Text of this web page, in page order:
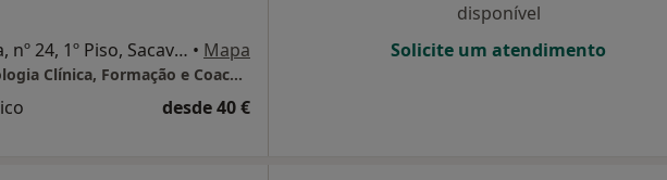
Rua Cidade de Goa, nº 24, 1º Piso, Sacavém • Mapa
Pórtico do Ser, Psicologia Clínica, Formação e Coaching
desde 40 €
disponível
Solicite um atendimento